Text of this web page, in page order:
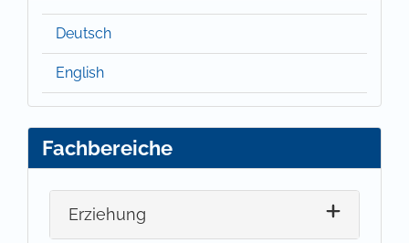
Deutsch
English
Fachbereiche
Erziehung